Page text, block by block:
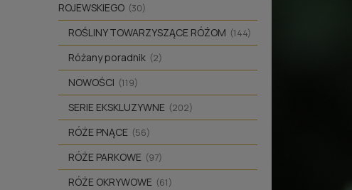
ROJEWSKIEGO (30)
ROŚLINY TOWARZYSZĄCE RÓŻOM (144)
Różany poradnik (2)
NOWOŚCI (119)
SERIE EKSKLUZYWNE (202)
RÓŻE PNĄCE (56)
RÓŻE PARKOWE (97)
RÓŻE OKRYWOWE (61)